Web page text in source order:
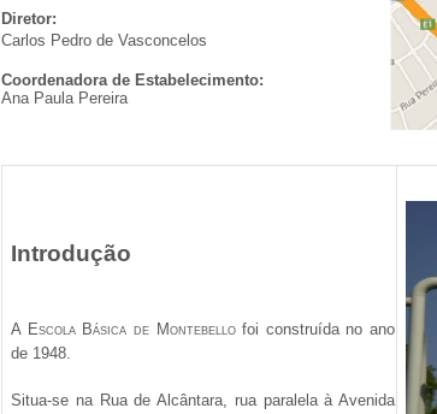
Diretor:
Carlos Pedro de Vasconcelos
Coordenadora de Estabelecimento:
Ana Paula Pereira
Introdução
A Escola Básica de Montebellofoi construída no ano
de 1948.
Situa-se na Rua de Alcântara, rua paralela à Avenida